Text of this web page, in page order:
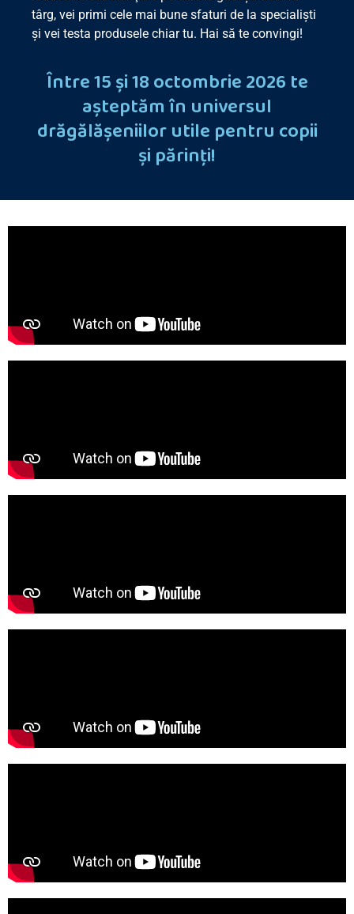
târg, vei primi cele mai bune sfaturi de la specialişti
şi vei testa produsele chiar tu. Hai să te convingi!
Între 15 şi 18 octombrie 2026 te
aşteptăm în universul
drăgălăşeniilor utile pentru copii
şi părinţi!